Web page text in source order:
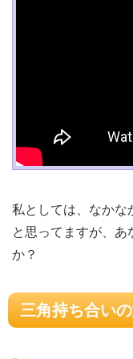
私としては、なかな
と思ってますが、あ
か？
三角持ち合い